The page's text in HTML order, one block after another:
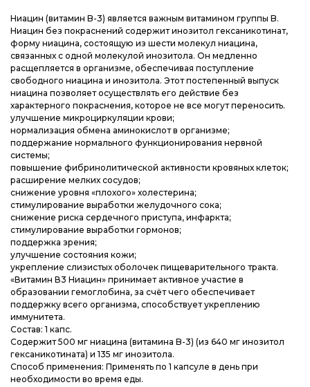
Ниацин (витамин B-3) является важным витамином группы B.
Ниацин без покраснений содержит инозитол гексаникотинат,
форму ниацина, состоящую из шести молекул ниацина,
связанных с одной молекулой инозитола. Он медленно
расщепляется в организме, обеспечивая поступление
свободного ниацина и инозитола. Этот постепенный выпуск
ниацина позволяет осуществлять его действие без
характерного покраснения, которое не все могут переносить.
улучшение микроциркуляции крови;
нормализация обмена аминокислот в организме;
поддержание нормального функционирования нервной
системы;
повышение фибринолитической активности кровяных клеток;
расширение мелких сосудов;
снижение уровня «плохого» холестерина;
стимулирование выработки желудочного сока;
снижение риска сердечного приступа, инфаркта;
стимулирование выработки гормонов;
поддержка зрения;
улучшение состояния кожи;
укрепление слизистых оболочек пищеварительного тракта.
«Витамин В3 Ниацин» принимает активное участие в
образовании гемоглобина, за счёт чего обеспечивает
поддержку всего организма, способствует укреплению
иммунитета.
Состав: 1 капс.
Cодержит 500 мг ниацина (витамина B-3) (из 640 мг инозитол
гексаникотината) и 135 мг инозитола.
Способ применения: Применять по 1 капсуле в день при
необходимости во время еды.
Блог
Блог
Блог